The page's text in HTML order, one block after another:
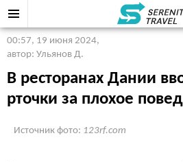
00:57, 19 июня 2024,
автор: Ульянов Д.
В ресторанах Дании
рточки за плохое
Источник фото: 123rf.com